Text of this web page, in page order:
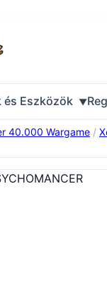
és Eszközök
40.000 Wargame /